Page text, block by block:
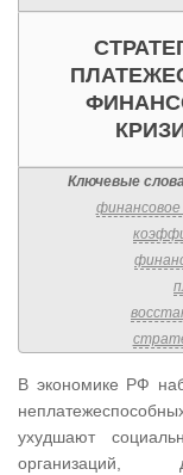
Ключевые
финансовое
В экономике РФ
ухудшают
организаций,